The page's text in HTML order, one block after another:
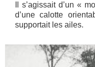
Il s’agissait d’un «
d’une calotte
supportait les ailes.